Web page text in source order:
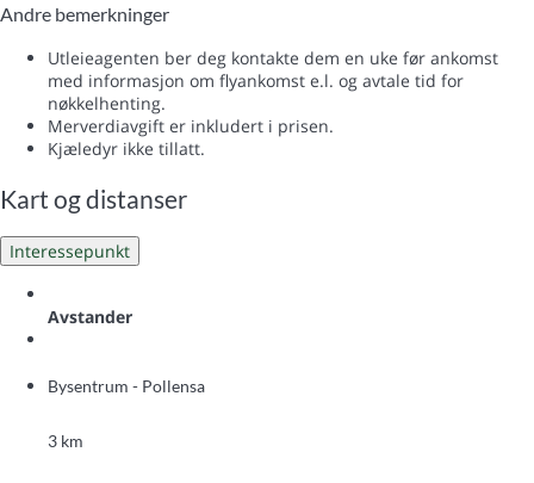
Andre bemerkninger
Utleieagenten ber deg kontakte dem en uke før ankomst
med informasjon om flyankomst e.l. og avtale tid for
nøkkelhenting.
Merverdiavgift er inkludert i prisen.
Kjæledyr ikke tillatt.
Kart og distanser
Interessepunkt
Avstander
Bysentrum - Pollensa
3 km